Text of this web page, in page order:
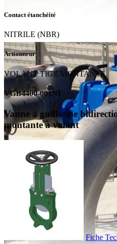
Contact étanchéité
NITRILE (NBR)
Actionneur
VOLANT TIGE MONTANTE
VGB4400-001NI
Vanne à guillotine
montante à volant
Fiche